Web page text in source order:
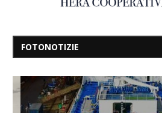
FOTONOTIZIE